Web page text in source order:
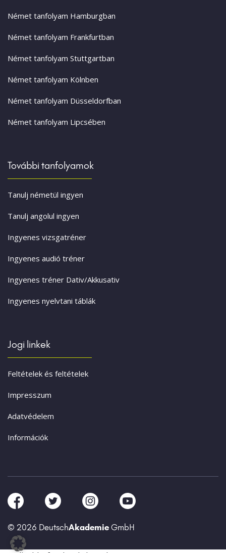
Német tanfolyam Hamburgban
Német tanfolyam Frankfurtban
Német tanfolyam Stuttgartban
Német tanfolyam Kölnben
Német tanfolyam Düsseldorfban
Német tanfolyam Lipcsében
További tanfolyamok
Tanulj németül ingyen
Tanulj angolul ingyen
Ingyenes vizsgatréner
Ingyenes audió tréner
Ingyenes tréner Dativ/Akkusativ
Ingyenes nyelvtani táblák
Jogi linkek
Feltételek és feltételek
Impresszum
Adatvédelem
Információk
© 2026 DeutschAkademie GmbH